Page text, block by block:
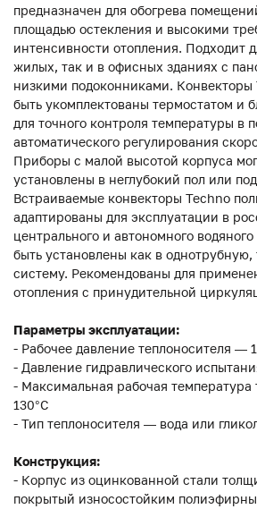
предназначен для обогрева
площадью остекления и высокими
интенсивности отопления. Подходит
жилых, так и в офисных зданиях с
низкими подоконниками. Конвекторы
быть укомплектованы термостатом и
для точного контроля температуры в
автоматического регулирования
Приборы с малой высотой корпуса
установлены в неглубокий пол или
Встраиваемые конвекторы Techno
адаптированы для эксплуатации в
центрального и автономного
быть установлены как в
систему. Рекомендованы для
отопления с принудительной
Параметры эксплуатации:
- Рабочее давление теплоносителя —
- Давление гидравлического
- Максимальная рабочая
130°С
- Тип теплоносителя — вода или
Конструкция:
- Корпус из оцинкованной стали
покрытый износостойким